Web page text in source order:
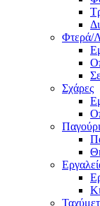
Φτερά/
Σχάρες